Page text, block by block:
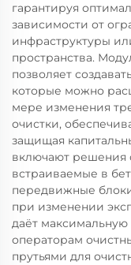
гарантируя
зависимости от
инфраструктуры
пространства.
позволяет
которые можно
мере изменения
очистки,
защищая
включают решения
встраиваемые в
передвижные
при изменении
даёт
операторам
прутьями для